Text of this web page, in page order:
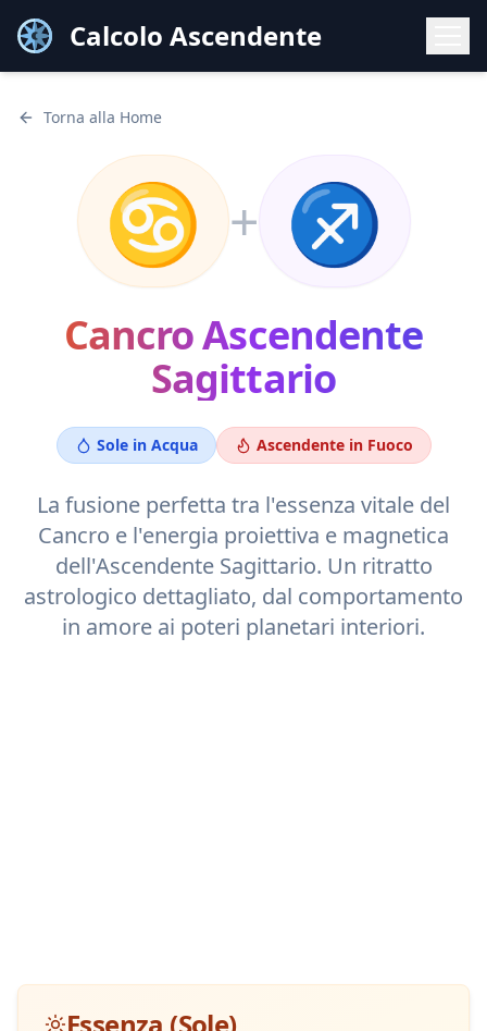
Calcolo Ascendente
Torna alla Home
♋ + ♐
CancroAscendente
Sagittario
Sole in Acqua Ascendente in Fuoco
La fusione perfetta tra l'essenza vitale del
Cancro e l'energia proiettiva e magnetica
dell'Ascendente Sagittario. Un ritratto
astrologico dettagliato, dal comportamento
in amore ai poteri planetari interiori.